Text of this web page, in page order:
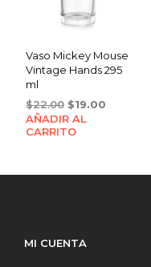
Current
Vaso Mickey Mouse
Vintage Hands 295
ml
$22.00 Original
price
was:
$19.00
AÑADIR AL
CARRITO
MI CUENTA